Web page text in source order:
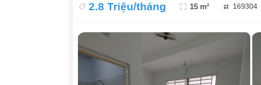
2.8 Triệu/tháng 15 m² 169304